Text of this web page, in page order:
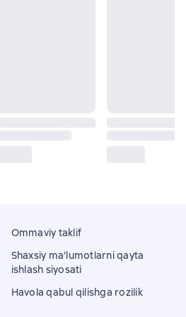
Ommaviy taklif
Shaxsiy ma'lumotlarni qayta
ishlash siyosati
Havola qabul qilishga rozilik